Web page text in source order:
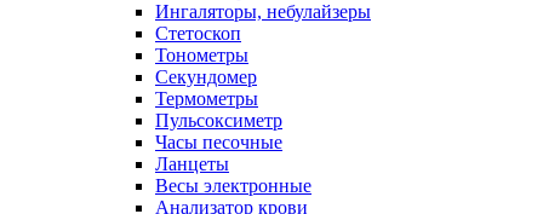
Ингаляторы, небулайзеры
Стетоскоп
Тонометры
Секундомер
Термометры
Пульсоксиметр
Часы песочные
Ланцеты
Весы электронные
Анализатор крови